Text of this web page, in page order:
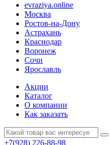
evraziya.online
Москва
Ростов-на-Дону
Астрахань
Краснодар
Воронеж
Сочи
Ярославль
Акции
Каталог
О компании
Как заказать
+7(928) 226-88-98